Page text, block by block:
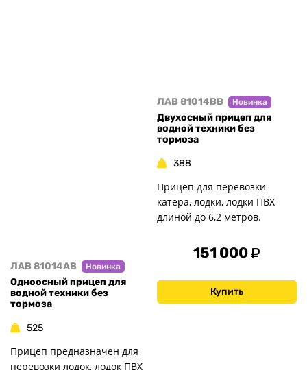
ЛАВ 81014AB Новинка
Одноосный прицеп для
водной техники без
тормоза
525
Прицеп предназначен для
перевозки лодок, лодок ПВХ
ЛАВ 81014BB Новинка
Двухосный прицеп для
водной техники без
тормоза
388
Прицеп для перевозки
катера, лодки, лодки ПВХ
длиной до 6,2 метров.
151 000
Купить